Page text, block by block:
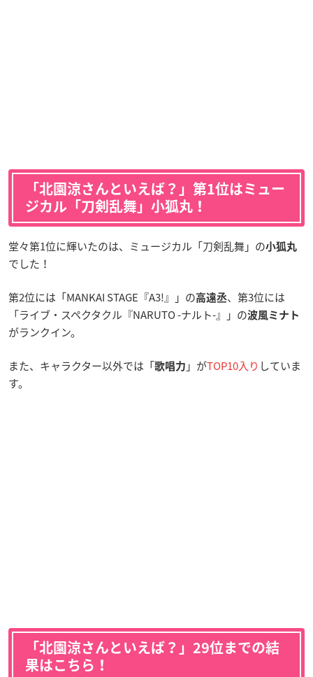
「北園涼さんといえば？」第1位はミュー
ジカル「刀剣乱舞」小狐丸！
堂々第1位に輝いたのは、ミュージカル「刀剣乱舞」の小狐丸
でした！
第2位には「MANKAI STAGE『A3!』」の高遠丞、第3位には
「ライブ・スペクタクル『NARUTO -ナルト-』」の波風ミナト
がランクイン。
また、キャラクター以外では「歌唱力 」がTOP10入り していま
す。
「北園涼さんといえば？」29位までの結
果はこちら！